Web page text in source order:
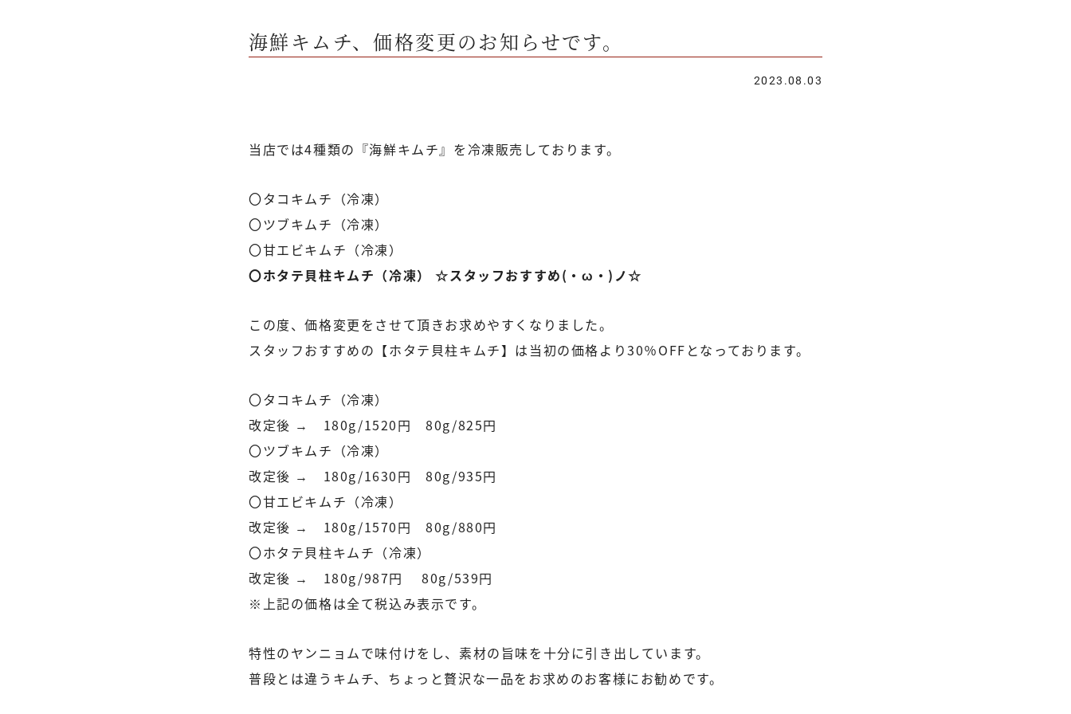
海鮮キムチ、価格変更のお知らせです。
2023.08.03
当店では4種類の『海鮮キムチ』を冷凍販売しております。
〇タコキムチ（冷凍）
〇ツブキムチ（冷凍）
〇甘エビキムチ（冷凍）
〇ホタテ貝柱キムチ（冷凍） ☆スタッフおすすめ(・ω・)ノ☆
この度、価格変更をさせて頂きお求めやすくなりました。
スタッフおすすめの【ホタテ貝柱キムチ】は当初の価格より30％OFFとなっております。
〇タコキムチ（冷凍）
改定後 → 180g/1520円 80g/825円
〇ツブキムチ（冷凍）
改定後 → 180g/1630円 80g/935円
〇甘エビキムチ（冷凍）
改定後 → 180g/1570円 80g/880円
〇ホタテ貝柱キムチ（冷凍）
改定後 → 180g/987円 80g/539円
※上記の価格は全て税込み表示です。
特性のヤンニョムで味付けをし、素材の旨味を十分に引き出しています。
普段とは違うキムチ、ちょっと贅沢な一品をお求めのお客様にお勧めです。